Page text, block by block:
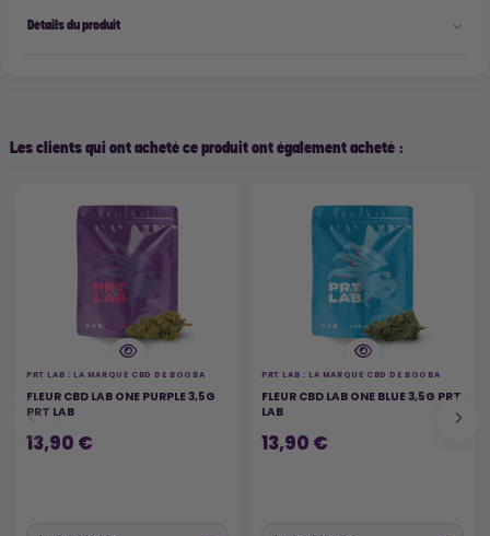
Détails du produit
Les clients qui ont acheté ce produit ont également acheté :
PRT LAB : LA MARQUE CBD DE BOOBA
FLEUR CBD LAB ONE PURPLE 3,5G
PRT LAB
13,90 €
PRT LAB : LA MARQUE CBD DE BOOBA
FLEUR CBD LAB ONE BLUE 3,5G PRT
LAB
13,90 €